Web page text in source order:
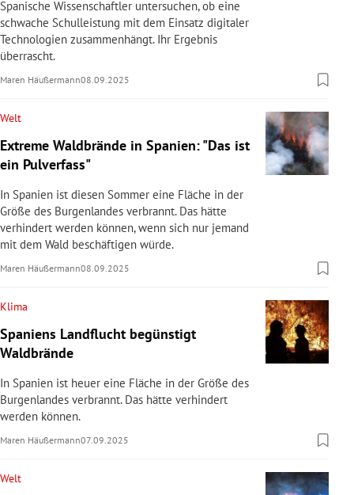
Spanische Wissenschaftler untersuchen, ob eine
schwache Schulleistung mit dem Einsatz digitaler
Technologien zusammenhängt. Ihr Ergebnis
überrascht.
Maren Häußermann08.09.2025
Welt
Extreme Waldbrände in Spanien: "Das ist
ein Pulverfass"
In Spanien ist diesen Sommer eine Fläche in der
Größe des Burgenlandes verbrannt. Das hätte
verhindert werden können, wenn sich nur jemand
mit dem Wald beschäftigen würde.
Maren Häußermann08.09.2025
Klima
Spaniens Landflucht begünstigt
Waldbrände
In Spanien ist heuer eine Fläche in der Größe des
Burgenlandes verbrannt. Das hätte verhindert
werden können.
Maren Häußermann07.09.2025
Welt